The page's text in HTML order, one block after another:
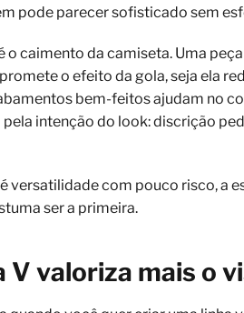
pode parecer sofisticado sem
caimento da camiseta. Uma
o efeito da gola, seja ela
bem-feitos ajudam no
intenção do look: discrição
versatilidade com pouco risco, a
ser a primeira.
V valoriza mais o